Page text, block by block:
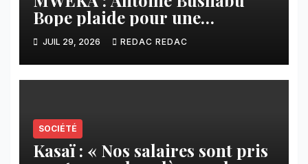
Bope plaide pour une
meilleure prise en compte des
communautés locales dans la
réforme sur le crédit carbone.
JUIL 29, 2026 REDAC REDAC
SOCIÉTÉ
Kasaï : « Nos salaires sont pris